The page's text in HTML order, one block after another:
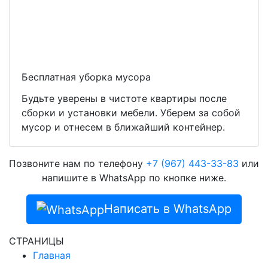
Бесплатная уборка мусора
Будьте уверены в чистоте квартиры после
сборки и установки мебели. Уберем за собой
мусор и отнесем в ближайший контейнер.
Позвоните нам по телефону +7 (967) 443-33-83 или
напишите в WhatsApp по кнопке ниже.
Написать в WhatsApp
СТРАНИЦЫ
Главная